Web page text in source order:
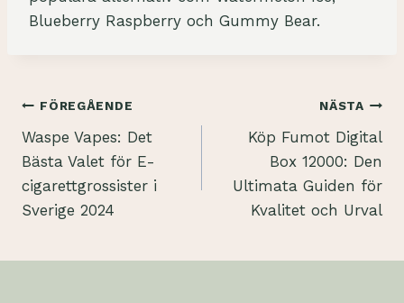
Blueberry Raspberry och Gummy Bear.
Inläggsnavigering
FÖREGÅENDE
Waspe Vapes: Det
Bästa Valet för E-
cigarettgrossister i
Sverige 2024
NÄSTA
Köp Fumot Digital
Box 12000: Den
Ultimata Guiden för
Kvalitet och Urval